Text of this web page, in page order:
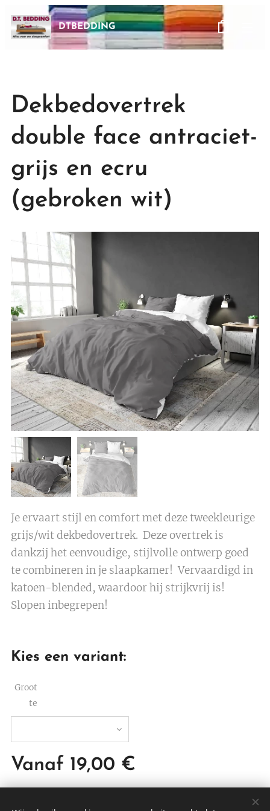
DTBEDDING
Dekbedovertrek
double face antraciet-
grijs en ecru
(gebroken wit)
Je ervaart stijl en comfort met deze tweekleurige
grijs/wit dekbedovertrek. Deze overtrek is
dankzij het eenvoudige, stijlvolle ontwerp goed
te combineren in je slaapkamer! Vervaardigd in
katoen-blended, waardoor hij strijkvrij is!
Slopen inbegrepen!
Kies een variant:
Groot
te
Vanaf 19,00 €